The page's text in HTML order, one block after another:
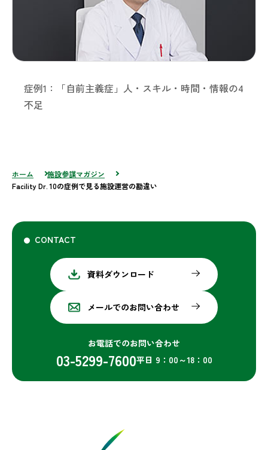
症例1：「自前主義症」人・スキル・時間・情報の4
不足
ホーム
施設参謀マガジン
Facility Dr. 10の症例で見る施設運営の勘違い
CONTACT
資料ダウンロード
メールでのお問い合わせ
お電話でのお問い合わせ
03-5299-7600平日 9：00～18：00